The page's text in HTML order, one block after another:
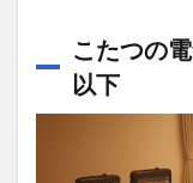
ト」
機能
で無
1.3
こたつの
以下